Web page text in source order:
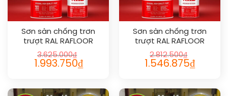
Sơn sàn chống trơn
trượt RAL RAFLOOR
ANTI-SLIP 1028
3.625.000₫
1.993.750₫
Sơn sàn chống trơn
trượt RAL RAFLOOR
ANTI-SLIP 1020
2.812.500₫
1.546.875₫